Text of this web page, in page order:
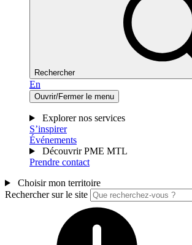
Rechercher
En
Ouvrir/Fermer le menu
Explorer nos services
S’inspirer
Événements
Découvrir PME MTL
Prendre contact
Choisir mon territoire
Rechercher sur le site